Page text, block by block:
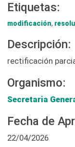
Etiquetas:
modificación,
Descripción:
rectificación
Organismo:
Secretaria
Fecha de
22/04/2026